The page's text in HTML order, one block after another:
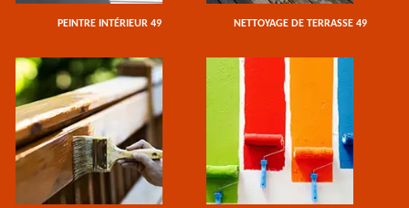
PEINTRE INTÉRIEUR 49 NETTOYAGE DE TERRASSE 49